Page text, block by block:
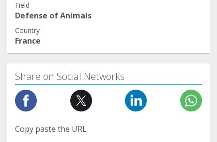
Field
Defense of Animals
Country
France
Share on Social Networks
Copy paste the URL